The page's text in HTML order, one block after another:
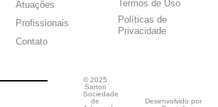
Atuações
Profissionais
Contato
Termos de Uso
Políticas de
Privacidade
© 2025
Sartori
Sociedade
de
Desenvolvido por